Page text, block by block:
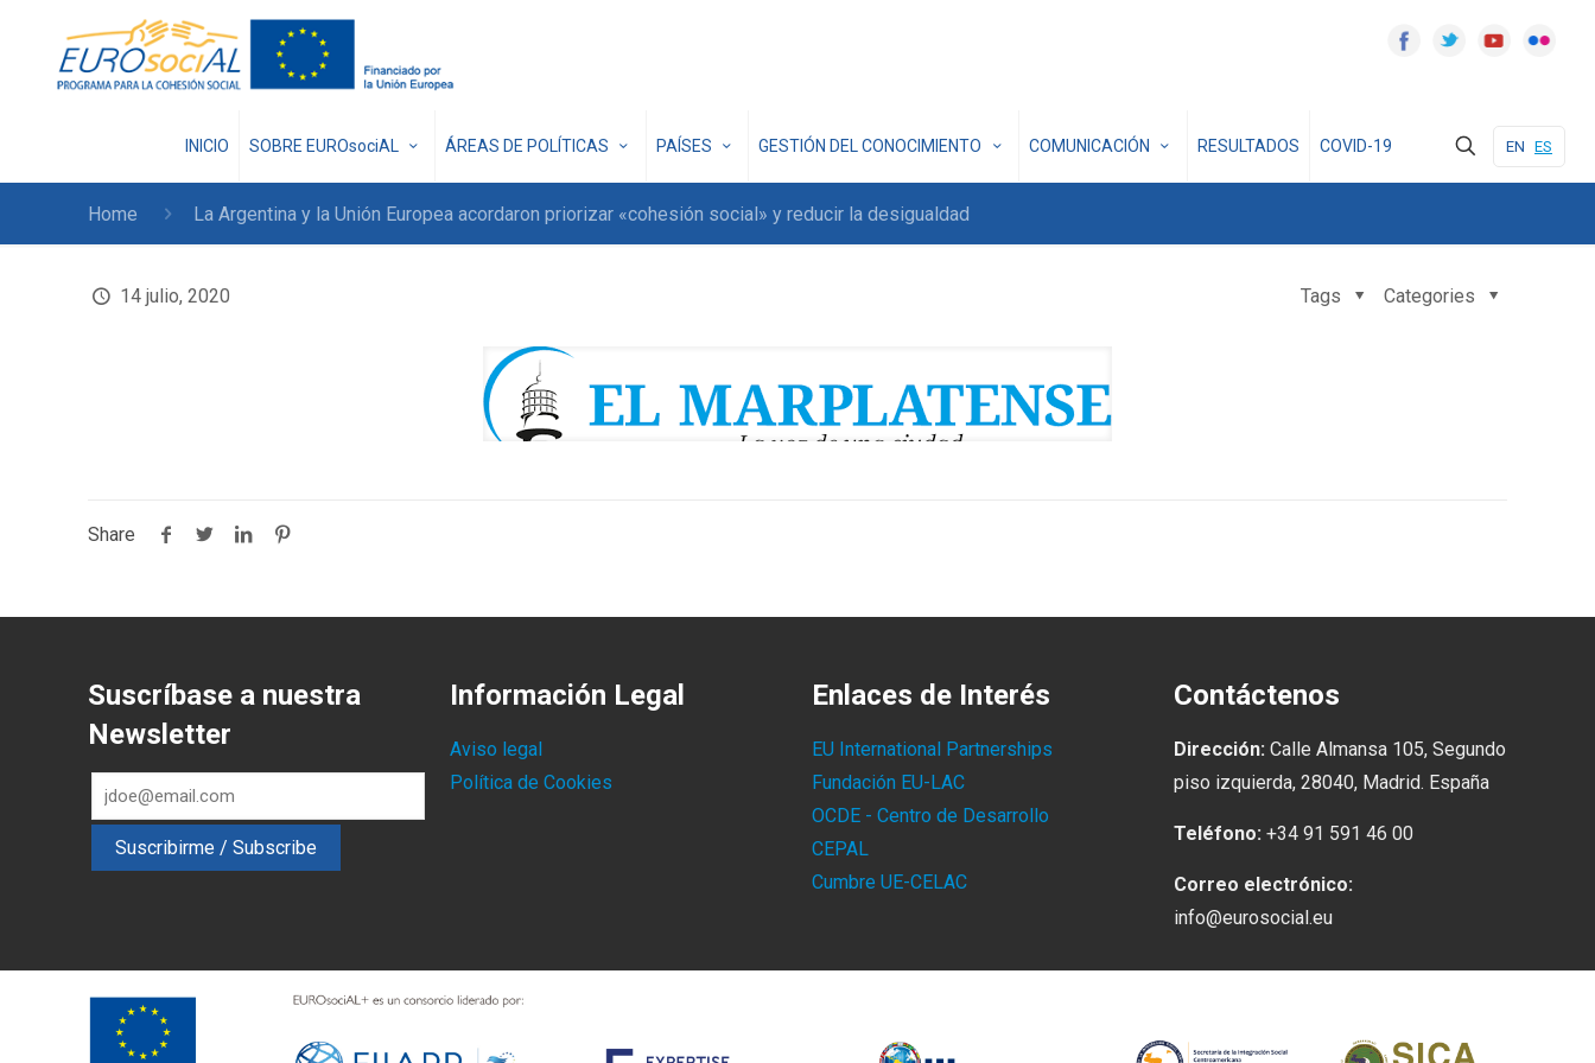
INICIO SOBRE EUROsociAL ÁREAS DE POLÍTICAS PAÍSES GESTIÓN DEL CONOCIMIENTO COMUNICACIÓN RESULTADOS COVID-19 EN ES
Home La Argentina y la Unión Europea acordaron priorizar «cohesión social» y reducir la desigualdad
14 julio, 2020 Categories
Tags
Share
Suscríbase a nuestra
Newsletter
Información Legal
Aviso legal
Política de Cookies
Enlaces de Interés
EU International Partnerships
Fundación EU-LAC
OCDE - Centro de Desarrollo
CEPAL
Cumbre UE-CELAC
Contáctenos
Dirección: Calle Almansa 105, Segundo
piso izquierda, 28040, Madrid. España
Teléfono: +34 91 591 46 00
Correo electrónico:
info@eurosocial.eu